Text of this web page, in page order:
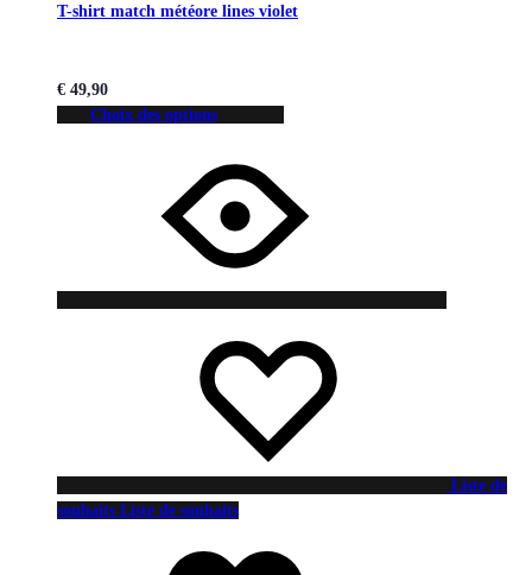
T-shirt match météore lines violet
€ 49,90
Choix des options
Liste de
souhaits Liste de souhaits